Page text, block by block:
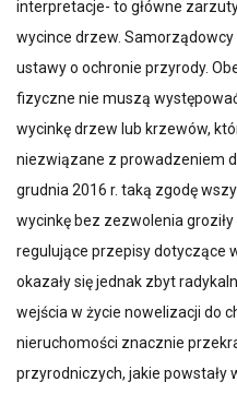
interpretacje- to główne
wycince drzew.
ustawy o ochronie przyrody.
fizyczne nie muszą
wycinkę drzew lub krzewów,
niezwiązane z prowadzeniem
grudnia 2016 r. taką zgodę
wycinkę bez zezwolenia
regulujące przepisy dotyczące
okazały się jednak zbyt
wejścia w życie nowelizacji do
nieruchomości znacznie
przyrodniczych, jakie powstały